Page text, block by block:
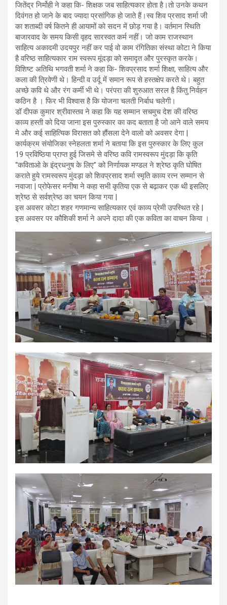
जितेंद्र निर्मोही ने कहा कि- शिक्षक जब साहित्यकार होता है।तो उनके कथन
दिवंगत हो जाने के बाद ज्यादा प्रसांगिक हो जाते हैं।स्व शिव प्रसाद शर्मा जी
का शताब्दी वर्ष कितने ही आयामों को सदन में छोड़ गया है। वर्तमान स्थिति
बाजारवाद के समय किसी वृहद सारस्वत कर्म नहीं। जो काम राजस्थान
साहित्य अकादमी उदयपुर नहीं कर पाई वो काम रंगितिका संस्था कोटा ने किया
है वरिष्ठ साहित्यकार राम स्वरूप मूंदड़ा को समादृत और पुरस्कृत करके।
विशिष्ट अतिथि भगवती शर्मा ने कहा कि- शिवप्रसाद शर्मा शिक्षा, साहित्य और
कला की त्रिवेणी थे। हिन्दी व उर्दू में समान रूप से हस्तक्षेप करते थे। बहुत
अच्छे कवि थे और रंग कर्मी भी थे। परंपरा की शुरुआत सरल है किंतु निर्वहन
कठिन है । फिर भी विश्वास है कि योजना चलती निर्बाध चलेगी।
डॉ दीपक कुमार श्रीवास्तव ने कहा कि यह सम्मान सचमुच देश की वरिष्ठ
काव्य हस्ती को दिया जाना इस पुरुस्कार का कद बताता है जो आने वाले समय
मे और कई साहित्यिक विरासत को हौंसला देने वालो को अवसर देगा |
कार्यक्रम संयोजिका स्नेहलता शर्मा ने बताया कि इस पुरुस्कार के लिए कुल
19 प्रविष्ठिया प्राप्त हुई जिसमे से वरिष्ठ कवि रामस्वरूप मुंदड़ा कि कृति
“कविताओ के इंद्रधनुष के लिए” को निर्णायक मण्डल ने श्रेष्ठ कृति घोषित
कराते हुये रामस्वरूप मुंदड़ा को शिवप्रसाद शर्मा स्मृति काव्य रत्न सम्मान से
नवाजा | प्रोफेसर मनीषा ने कहा सभी कृतिया एक से बढ़ाकर एक थी इसलिए
श्रेष्ठ से सर्वश्रेष्ठ का चयन किया गया |
इस अवसर कोटा शहर गणमान्य साहित्यकार एवं काव्य प्रेमी उपस्थित रहे |
इस अवसर पर कौशिकी शर्मा ने अपने दादा की एक कविता का वाचन किया ।